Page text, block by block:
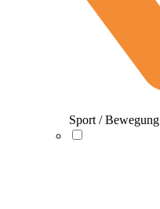
Sport / Bewegung